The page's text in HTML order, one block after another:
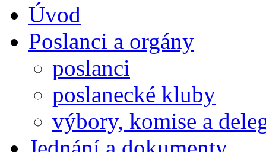
Úvod
Poslanci a orgány
poslanci
poslanecké kluby
výbory, komise a